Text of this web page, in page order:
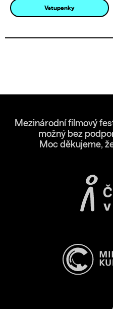
Vstupenky
Mezinárodní filmový
možný bez
Moc děkujeme,